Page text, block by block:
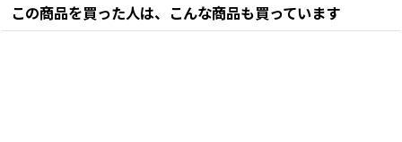
この商品を買った人は、こんな商品も買っています